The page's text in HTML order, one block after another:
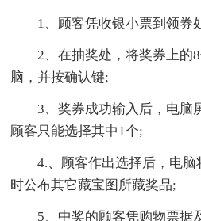
1、顾客凭收银小票到领券
2、在抽奖处，将奖券上的
脑，并按确认键;
3、奖券成功输入后，电脑
顾客只能选择其中1个;
4.、顾客作出选择后，电
时公布其它藏宝图所藏奖品;
5、中奖的顾客凭购物票据